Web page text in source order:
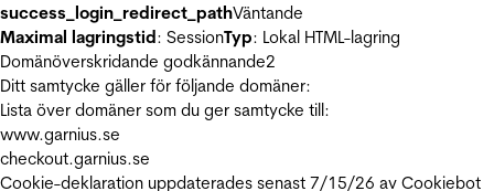
success_login_redirect_pathVäntande
Maximal lagringstid: SessionTyp: Lokal HTML-lagring
Domänöverskridande godkännande2
Ditt samtycke gäller för följande domäner:
Lista över domäner som du ger samtycke till:
www.garnius.se
checkout.garnius.se
Cookie-deklaration uppdaterades senast 7/15/26 av Cookiebot